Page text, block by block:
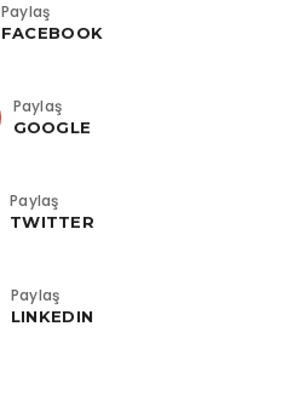
Paylaş
FACEBOOK
Paylaş
GOOGLE
Paylaş
TWITTER
Paylaş
LINKEDIN